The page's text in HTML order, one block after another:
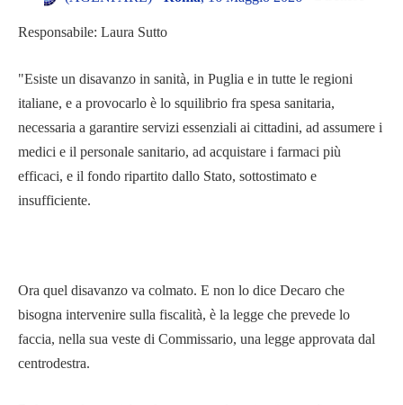
Responsabile: Laura Sutto
"Esiste un disavanzo in sanità, in Puglia e in tutte le regioni
italiane, e a provocarlo è lo squilibrio fra spesa sanitaria,
necessaria a garantire servizi essenziali ai cittadini, ad assumere i
medici e il personale sanitario, ad acquistare i farmaci più
efficaci, e il fondo ripartito dallo Stato, sottostimato e
insufficiente.
Ora quel disavanzo va colmato. E non lo dice Decaro che
bisogna intervenire sulla fiscalità, è la legge che prevede lo
faccia, nella sua veste di Commissario, una legge approvata dal
centrodestra.